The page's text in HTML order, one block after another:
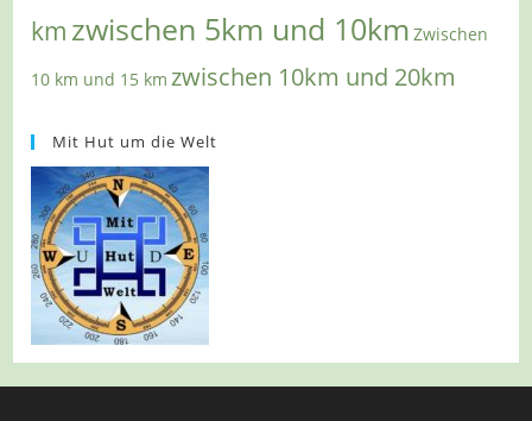
km zwischen 5km und 10km Zwischen
10 km und 15 km zwischen 10km und 20km
Mit Hut um die Welt